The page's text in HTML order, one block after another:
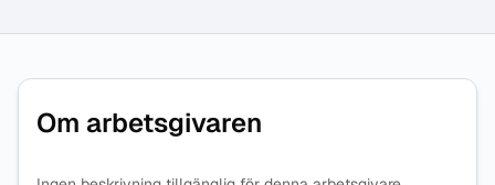
Om arbetsgivaren